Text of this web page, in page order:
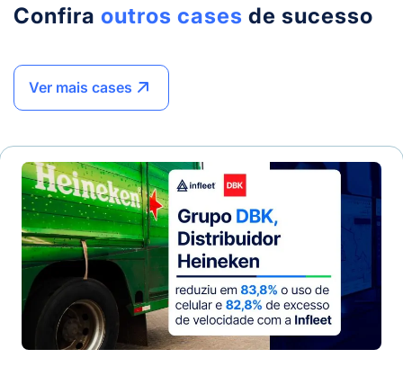
Confira outros cases de sucesso
Ver mais cases